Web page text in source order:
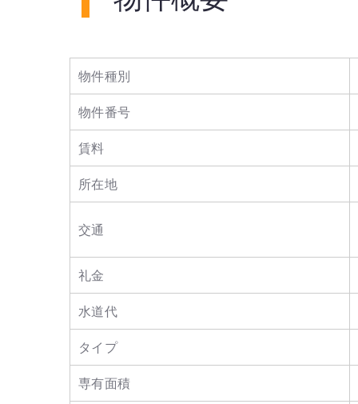
物件種別
物件番号
賃料
所在地
交通
礼金
水道代
タイプ
専有面積